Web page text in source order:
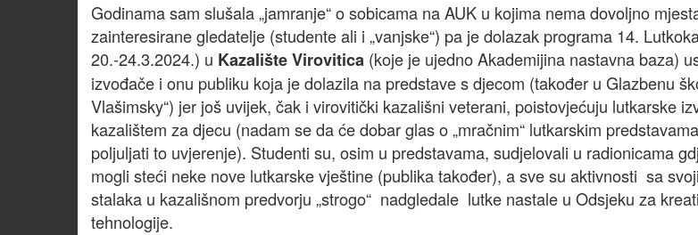
Godinama sam slušala „jamranje“ o sobicama na AUK u kojima nema dovoljno
zainteresirane gledatelje (studente ali i „vanjske“) pa je dolazak programa 14.
20.-24.3.2024.) u Kazalište Virovitica (koje je ujedno Akademijina nastavna baza)
izvođače i onu publiku koja je dolazila na predstave s djecom (također u Glazbenu
Vlašimsky“) jer još uvijek, čak i virovitički kazališni veterani, poistovjećuju lutkarske
kazalištem za djecu (nadam se da će dobar glas o „mračnim“ lutkarskim predstavama
poljuljati to uvjerenje). Studenti su, osim u predstavama, sudjelovali u radionicama
mogli steći neke nove lutkarske vještine (publika također), a sve su aktivnosti sa
stalaka u kazališnom predvorju „strogo“ nadgledale lutke nastale u Odsjeku za
tehnologije.